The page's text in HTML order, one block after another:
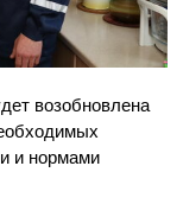
возобновлена
и нормами